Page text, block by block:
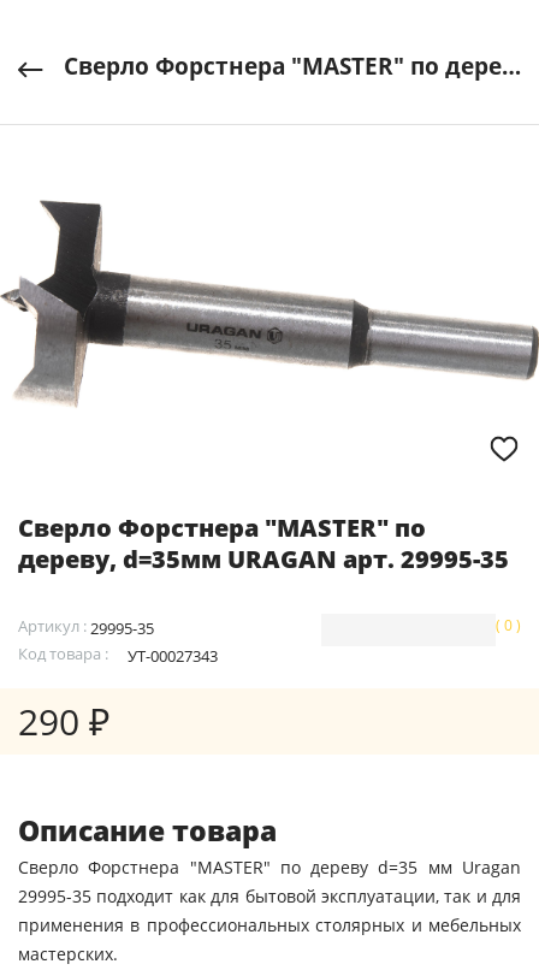
Сверло Форстнера "MASTER" по дереву, d=35мм URAGAN арт. 29995-35
Сверло Форстнера "MASTER" по
дереву, d=35мм URAGAN арт. 29995-35
Артикул :29995-35
Код товара :
УТ-00027343
( 0 )
290 ₽
Описание товара
Сверло Форстнера "MASTER" по дереву d=35 мм Uragan
29995-35 подходит как для бытовой эксплуатации, так и для
применения в профессиональных столярных и мебельных
мастерских.